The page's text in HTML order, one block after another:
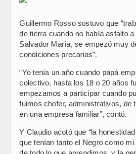
Guillermo Rosso sostuvo que
de tierra cuando no había asfalto
Salvador María, se empezó muy
condiciones precarias”.
“Yo tenía un año cuando papá
colectivo, hasta los 18 o 20 años
empezamos a participar cuando
fuimos chofer, administrativos, de
en una empresa familiar”, contó.
Y Claudio acotó que “la
que tenían tanto el Negro como